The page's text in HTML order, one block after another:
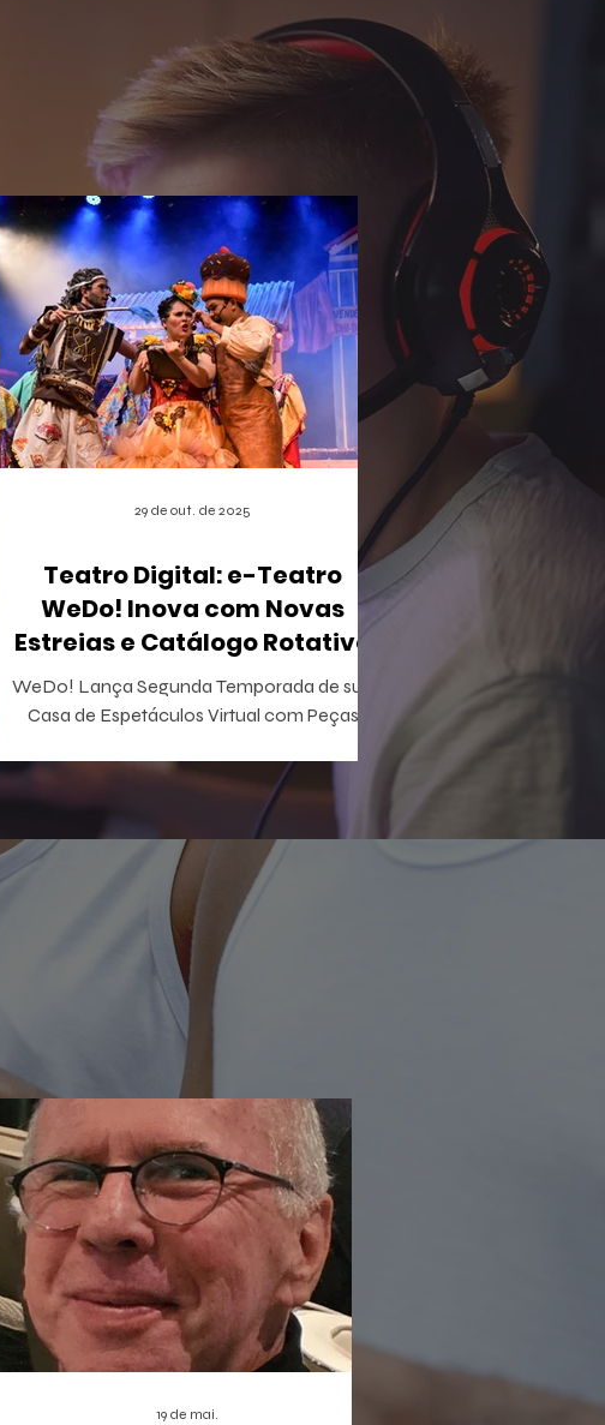
Teatro Digital: e-Teatro
WeDo! Inova com Novas
Estreias e Catálogo Rotativo
WeDo! Lança Segunda Temporada de sua
Casa de Espetáculos Virtual com Peças
A WeDo! Entretenimento acaba de apertar
o play em uma nova fase do e-Teatro
WeDo! , a primeira casa de espetáculos
virtual e gamificada do mundo. Esta nova
temporada não só reforça a proposta de
democratização da cultura digital, como
também estreia duas produções que
prometem dar o que falar: o musical infantil
A Borboleta Sem Asas e a homenagem
nortista
29 de out. de 2025
19 de mai.